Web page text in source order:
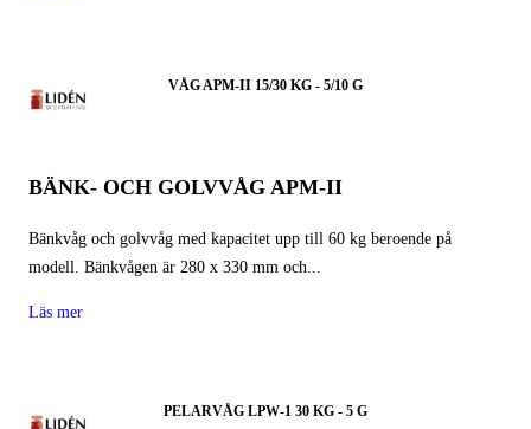
VÅG APM-II 15/30 KG - 5/10 G
BÄNK- OCH GOLVVÅG APM-II
Bänkvåg och golvvåg med kapacitet upp till 60 kg beroende på
modell. Bänkvågen är 280 x 330 mm och...
Läs mer
PELARVÅG LPW-1 30 KG - 5 G